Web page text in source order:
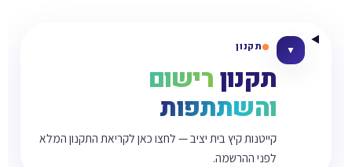
▼ תקנון
תקנוןרישום
והשתתפות
קייטנות קיץ בית יציב — לחצו כאן לקריאת התקנון המלא
לפני ההרשמה.